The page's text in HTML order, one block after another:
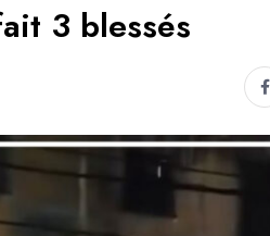
3 blessés